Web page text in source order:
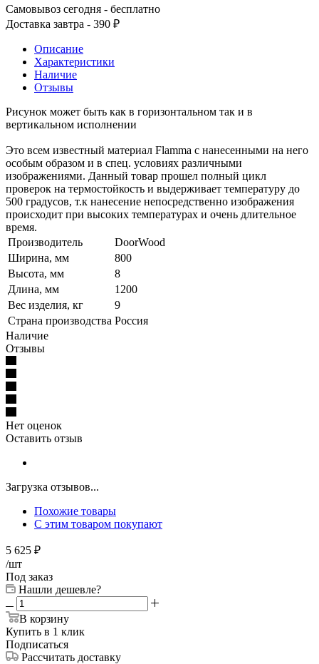
Самовывоз сегодня - бесплатно
Доставка завтра - 390 ₽
Описание
Характеристики
Наличие
Отзывы
Рисунок может быть как в горизонтальном так и в
вертикальном исполнении
Это всем известный материал Flamma с нанесенными на него
особым образом и в спец. условиях различными
изображениями. Данный товар прошел полный цикл
проверок на термостойкость и выдерживает температуру до
500 градусов, т.к нанесение непосредственно изображения
происходит при высоких температурах и очень длительное
время.
Производитель
DoorWood
Ширина, мм
800
Высота, мм
8
Длина, мм
1200
Вес изделия, кг
9
Страна производства Россия
Наличие
Отзывы
Нет оценок
Оставить отзыв
Загрузка отзывов...
Похожие товары
С этим товаром покупают
5 625 ₽
/шт
Под заказ
Нашли дешевле?
В корзину
Купить в 1 клик
Подписаться
Рассчитать доставку